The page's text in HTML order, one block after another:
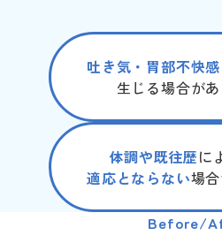
吐き気・胃部不快
生じる場合があ
体調や既往歴に
適応とならない場
Before/